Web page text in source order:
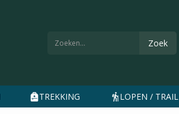
TREKKING LOPEN / TRAIL